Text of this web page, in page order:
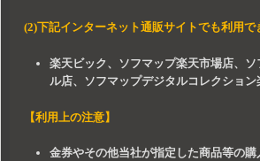
(2)下記インターネット通販サイトでも利用で
楽天ビック、ソフマップ楽天市場店、
ル店、ソフマップデジタルコレクション
【利用上の注意】
金券やその他当社が指定した商品等の